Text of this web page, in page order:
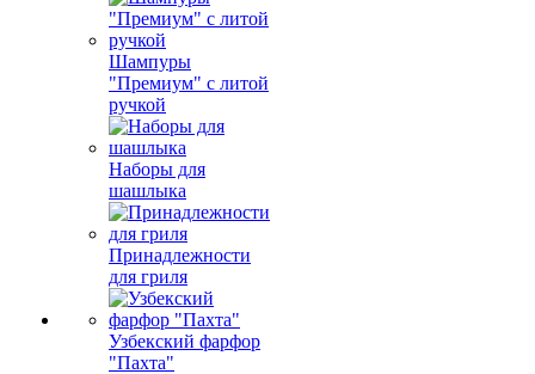
Шампуры
"Премиум" с литой
ручкой
Наборы для
шашлыка
Принадлежности
для гриля
Узбекский фарфор
"Пахта"